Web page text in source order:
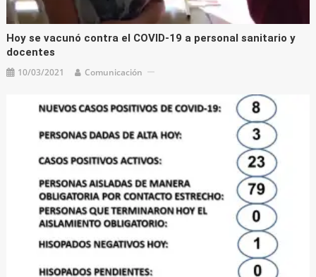
Hoy se vacunó contra el COVID-19 a personal sanitario y
docentes
10/03/2021 Comunicación